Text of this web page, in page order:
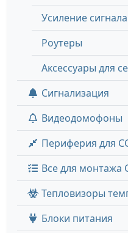
Усиление
Роутеры
Аксессуары для
Сигнализация
Видеодомофоны
Периферия для
Все для монтажа
Тепловизоры
Блоки питания